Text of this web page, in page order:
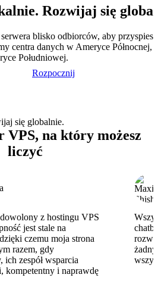
Rozwijaj się
blisko odbiorców, aby
centra danych w Ameryce Północnej,
Południowej.
Rozpocznij
VPS, na który możesz
liczyć
z hostingu VPS
jest stale na
czemu moja strona
razem, gdy
ich zespół wsparcia
kompetentny i naprawdę